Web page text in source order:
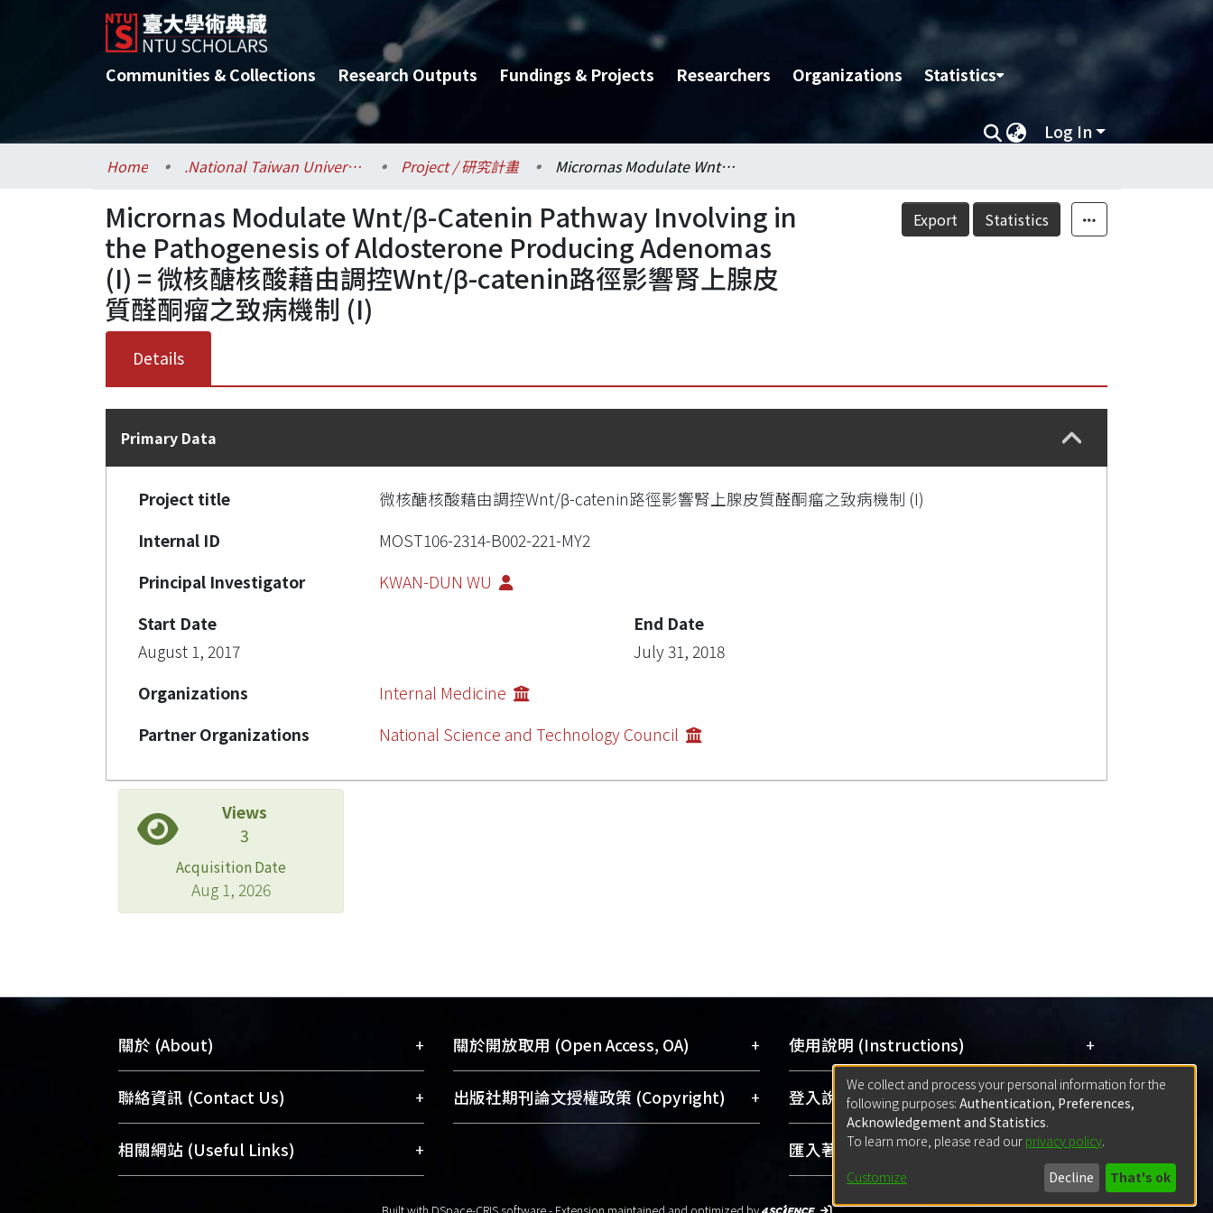
Communities & Collections Research Outputs Fundings & Projects Researchers Organizations Statistics
Log In
Home .National Taiwan University / 國立臺灣大學 Project / 研究計畫 Micrornas Modulate Wnt/β-Catenin Pathway Involving in the Pathogenesis of Aldosterone Producing Adenomas (I) = 微核醣核酸藉由調控Wnt/β-catenin路徑影響腎上腺皮質醛酮瘤之致病機制 (I)
Export Statistics
Micrornas Modulate Wnt/β-Catenin Pathway Involving in
the Pathogenesis of Aldosterone Producing Adenomas
(I) = 微核醣核酸藉由調控Wnt/β-catenin路徑影響腎上腺皮
質醛酮瘤之致病機制 (I)
Details
Primary Data
Project title
微核醣核酸藉由調控Wnt/β-catenin路徑影響腎上腺皮質醛酮瘤之致病機制 (I)
Internal ID
MOST106-2314-B002-221-MY2
Principal Investigator
KWAN-DUN WU
Start Date
August 1, 2017
End Date
July 31, 2018
Organizations
Internal Medicine
Partner Organizations
National Science and Technology Council
Views
3
Acquisition Date
Aug 1, 2026
關於 (About) +
臺大位居世界頂尖大學之列，為永久珍藏
及向國際展現本校豐碩的研究成果及學術
能量，圖書館整合機構典藏（NTUR）與學
術庫（AH）不同功能平台，成為臺大學術
聯絡資訊 (Contact Us) +
總館學科館員(Main Library)
醫學圖書館學科館員(Medical Library)
相關網站 (Useful Links) +
關於開放取用 (Open Access, OA) +
開放取用是從使用者角度提升資訊取用性
的社會運動，應用在學術研究上是透過將
出版社期刊論文授權政策 (Copyright) +
使用說明 (Instructions) +
網站簡介(Quickstart Guide)
使用手冊(Instruction Manual)
線上預約服務(Booking Service)
登入說明 (Sign-in) +
方案一：臺灣大學計算機中心帳號登入
(With C&INC Email Account)
(With ORCID)
匯入著作 (Submission) +
方案一：定期更新ORCID者，以ID匯入
We collect and process your personal information for the
following purposes: Authentication, Preferences,
Acknowledgement and Statistics.
To learn more, please read our privacy policy.
Customize Decline That's ok